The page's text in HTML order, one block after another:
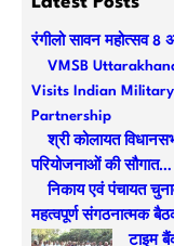
c
रंगीलो सावन महोत्सव 8
VMSB
Visits Indian Military
Partnership
श्री कोलायत
परियोजनाओं की सौगात…
निकाय एवं पंचायत
महत्वपूर्ण संगठनात्मक
टाइम